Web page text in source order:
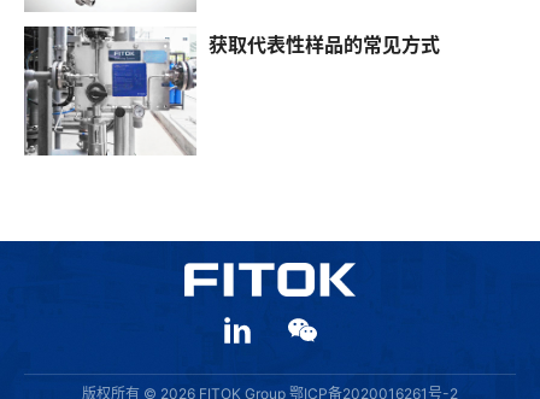
获取代表性样品的常见方式
版权所有 © 2026 FITOK Group 鄂ICP备2020016261号-2